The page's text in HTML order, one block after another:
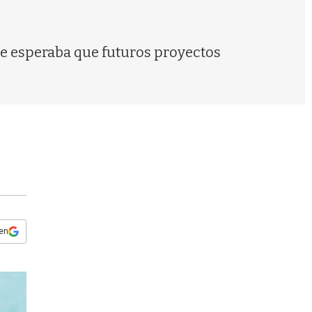
esperaba que futuros proyectos